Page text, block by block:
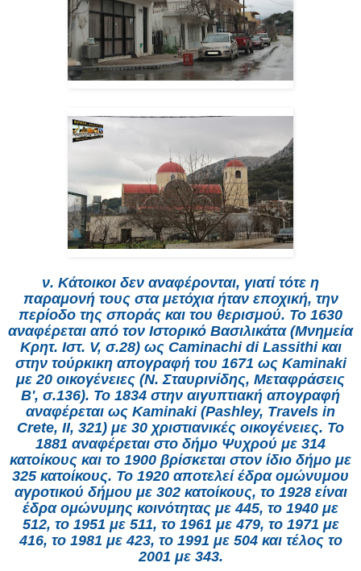
ν. Κάτοικοι δεν αναφέρονται, γιατί τότε η
παραμονή τους στα μετόχια ήταν εποχική, την
περίοδο της σποράς και του θερισμού. Το 1630
αναφέρεται από τον Ιστορικό Βασιλικάτα (Μνημεία
Κρητ. Ιστ. V, σ.28) ως Caminachi di Lassithi και
στην τούρκικη απογραφή του 1671 ως Kaminaki
με 20 οικογένειες (Ν. Σταυρινίδης, Μεταφράσεις
Β', σ.136). Το 1834 στην αιγυπτιακή απογραφή
αναφέρεται ως Kaminaki (Pashley, Travels in
Crete, II, 321) με 30 χριστιανικές οικογένειες. Το
1881 αναφέρεται στο δήμο Ψυχρού με 314
κατοίκους και το 1900 βρίσκεται στον ίδιο δήμο με
325 κατοίκους. Το 1920 αποτελεί έδρα ομώνυμου
αγροτικού δήμου με 302 κατοίκους, το 1928 είναι
έδρα ομώνυμης κοινότητας με 445, το 1940 με
512, το 1951 με 511, το 1961 με 479, το 1971 με
416, το 1981 με 423, το 1991 με 504 και τέλος το
2001 με 343.